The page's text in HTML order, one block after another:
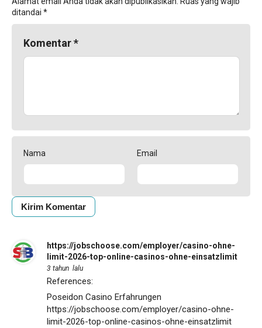
ditandai *
Komentar*
Nama Email
https://jobschoose.com/employer/casino-ohne-
limit-2026-top-online-casinos-ohne-einsatzlimit
3 tahun lalu
References:
Poseidon Casino Erfahrungen
https://jobschoose.com/employer/casino-ohne-
limit-2026-top-online-casinos-ohne-einsatzlimit